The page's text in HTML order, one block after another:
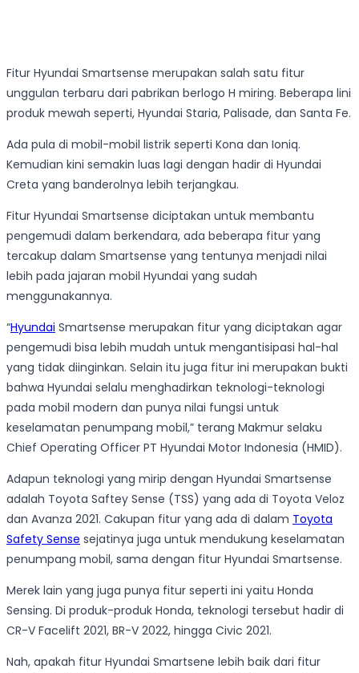
Fitur Hyundai Smartsense merupakan salah satu fitur
unggulan terbaru dari pabrikan berlogo H miring. Beberapa lini
produk mewah seperti, Hyundai Staria, Palisade, dan Santa Fe.
Ada pula di mobil-mobil listrik seperti Kona dan Ioniq.
Kemudian kini semakin luas lagi dengan hadir di Hyundai
Creta yang banderolnya lebih terjangkau.
Fitur Hyundai Smartsense diciptakan untuk membantu
pengemudi dalam berkendara, ada beberapa fitur yang
tercakup dalam Smartsense yang tentunya menjadi nilai
lebih pada jajaran mobil Hyundai yang sudah
menggunakannya.
“Hyundai Smartsense merupakan fitur yang diciptakan agar
pengemudi bisa lebih mudah untuk mengantisipasi hal-hal
yang tidak diinginkan. Selain itu juga fitur ini merupakan bukti
bahwa Hyundai selalu menghadirkan teknologi-teknologi
pada mobil modern dan punya nilai fungsi untuk
keselamatan penumpang mobil,” terang Makmur selaku
Chief Operating Officer PT Hyundai Motor Indonesia (HMID).
Adapun teknologi yang mirip dengan Hyundai Smartsense
adalah Toyota Saftey Sense (TSS) yang ada di Toyota Veloz
dan Avanza 2021. Cakupan fitur yang ada di dalam Toyota
Safety Sense sejatinya juga untuk mendukung keselamatan
penumpang mobil, sama dengan fitur Hyundai Smartsense.
Merek lain yang juga punya fitur seperti ini yaitu Honda
Sensing. Di produk-produk Honda, teknologi tersebut hadir di
CR-V Facelift 2021, BR-V 2022, hingga Civic 2021.
Nah, apakah fitur Hyundai Smartsene lebih baik dari fitur